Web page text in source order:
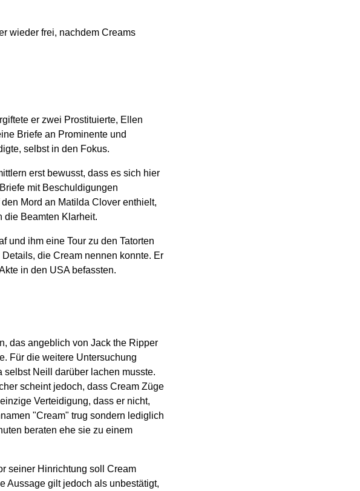
wieder frei, nachdem Creams
er zwei Prostituierte, Ellen
Briefe an Prominente und
selbst in den Fokus.
erst bewusst, dass es sich hier
mit Beschuldigungen
Mord an Matilda Clover enthielt,
die Beamten Klarheit.
und ihm eine Tour zu den Tatorten
die Cream nennen konnte. Er
in den USA befassten.
das angeblich von Jack the Ripper
Für die weitere Untersuchung
Neill darüber lachen musste.
scheint jedoch, dass Cream Züge
Verteidigung, dass er nicht,
"Cream" trug sondern lediglich
beraten ehe sie zu einem
seiner Hinrichtung soll Cream
Aussage gilt jedoch als unbestätigt,